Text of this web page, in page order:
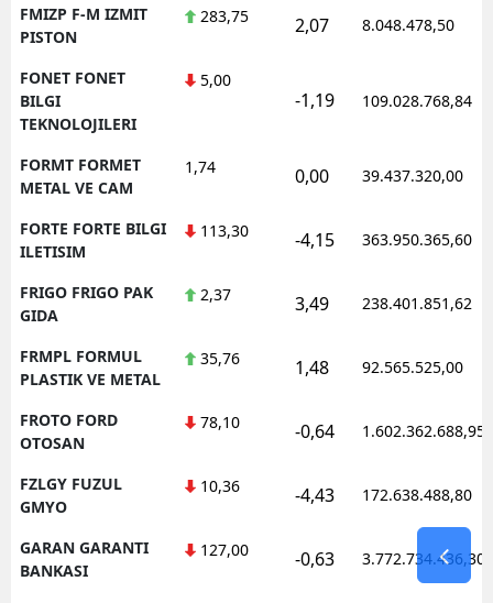
FMIZP F-M IZMIT
PISTON
283,75 2,07 8.048.478,50
FONET FONET
BILGI
TEKNOLOJILERI
5,00
-1,19 109.028.768,84
FORMT FORMET
METAL VE CAM
1,74 0,00 39.437.320,00
FORTE FORTE BILGI
ILETISIM
113,30 -4,15 363.950.365,60
FRIGO FRIGO PAK
GIDA
2,37 3,49 238.401.851,62
FRMPL FORMUL
PLASTIK VE METAL
35,76 1,48 92.565.525,00
FROTO FORD
OTOSAN
78,10 -0,64 1.602.362.688,95
FZLGY FUZUL
GMYO
10,36 -4,43 172.638.488,80
GARAN GARANTI
BANKASI
127,00 -0,63 3.772.734.436,30